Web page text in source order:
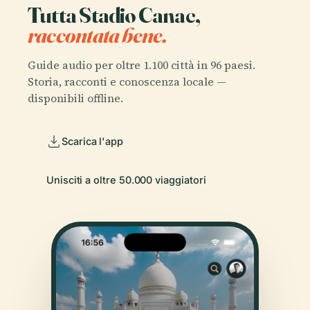
Tutta Stadio Canac,
raccontata bene.
Guide audio per oltre 1.100 città in 96 paesi.
Storia, racconti e conoscenza locale —
disponibili offline.
Scarica l'app
Unisciti a oltre 50.000 viaggiatori